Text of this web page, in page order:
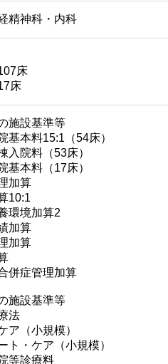
精神科・内科
床
床
施設基準等
基本料15:1（54床）
入院料（53床）
基本料（17床）
加算
10:1
環境加算2
加算
加算
併症管理加算
施設基準等
法
ア（小規模）
ト・ケア（小規模）
等診療料